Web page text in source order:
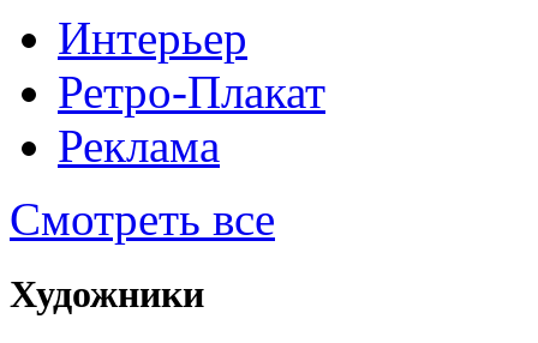
Интерьер
Ретро-Плакат
Реклама
Смотреть все
Художники